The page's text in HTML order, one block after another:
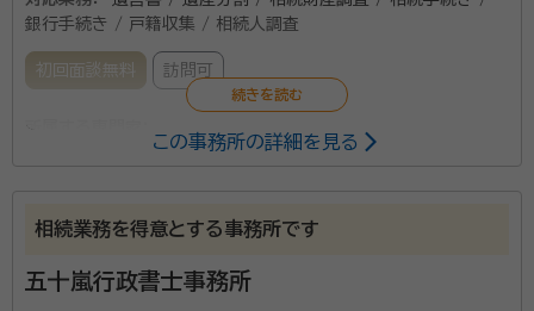
銀行手続き / 戸籍収集 / 相続人調査
初回面談無料 訪問可
経歴： 宮城県仙台第二高等学校卒業 早稲田大学法学部卒業
プラザ行政書士事務所は、地下鉄東西線青葉通一番町
この事務所の詳細を見る
相続業務を得意とする事務所です
五十嵐行政書士事務所